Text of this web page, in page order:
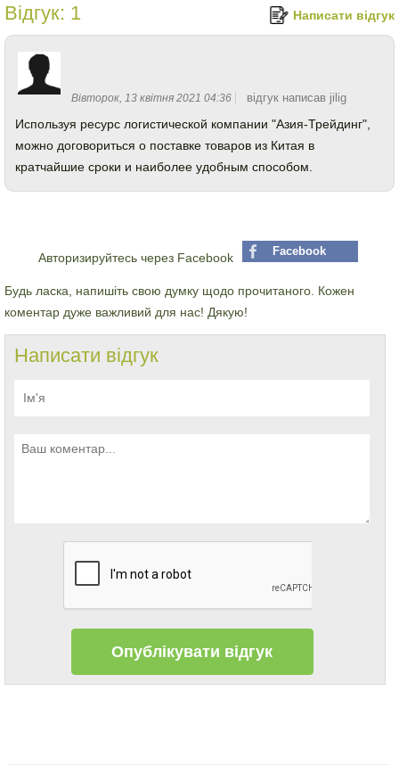
Відгук: 1 Написати відгук
Вівторок, 13 квітня 2021 04:36 відгук написав jilig
Используя ресурс логистической компании "Азия-Трейдинг",
можно договориться о поставке товаров из Китая в
кратчайшие сроки и наиболее удобным способом.
Написати відгук
Авторизируйтесь через Facebook Facebook
Будь ласка, напишіть свою думку щодо прочитаного. Кожен
коментар дуже важливий для нас! Дякую!